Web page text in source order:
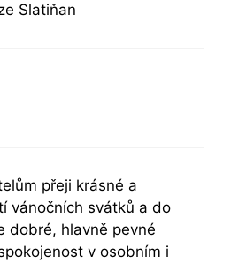
Slatiňan
přeji krásné a
vánočních svátků a do
dobré, hlavně pevné
v osobním i